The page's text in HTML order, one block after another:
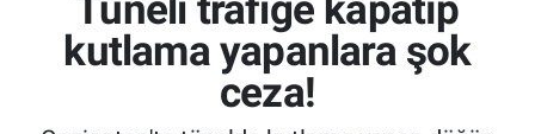
kutlama yapanlara şok
ceza!
SPOR
Tüm Manşetler
Son Dakika Haberleri